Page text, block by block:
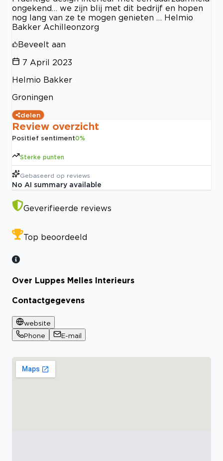
ongekend… we zijn blij met dit bedrijf en hopen
nog lang van ze te mogen genieten … Helmio
Bakker Achilleonzorg
Beveelt aan
7 April 2023
Helmio Bakker
Groningen
delen
Review overzicht
Positief sentiment0%
Sterke punten
Gebaseerd op reviews
No AI summary available
Geverifieerde reviews
Top beoordeeld
Over Luppes Melles Interieurs
Contactgegevens
website
Phone
E-mail